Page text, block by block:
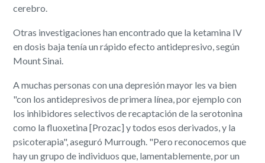
cerebro.
Otras investigaciones han encontrado que la ketamina IV
en dosis baja tenía un rápido efecto antidepresivo, según
Mount Sinai.
A muchas personas con una depresión mayor les va bien
"con los antidepresivos de primera línea, por ejemplo con
los inhibidores selectivos de recaptación de la serotonina
como la fluoxetina [Prozac] y todos esos derivados, y la
psicoterapia", aseguró Murrough. "Pero reconocemos que
hay un grupo de individuos que, lamentablemente, por un